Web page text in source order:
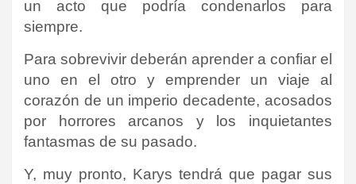
un acto que podría condenarlos para
siempre.
Para sobrevivir deberán aprender a confiar el
uno en el otro y emprender un viaje al
corazón de un imperio decadente, acosados
por horrores arcanos y los inquietantes
fantasmas de su pasado.
Y, muy pronto, Karys tendrá que pagar sus